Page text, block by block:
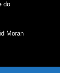
do
Moran